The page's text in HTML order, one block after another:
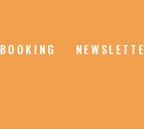
BOOKING